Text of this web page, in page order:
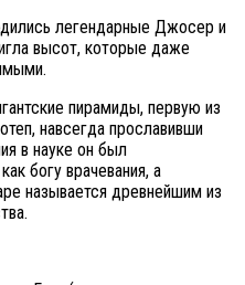
легендарные Джосер и
высот, которые даже
пирамиды, первую из
навсегда прославивши
в науке он был
богу врачевания, а
называется древнейшим из